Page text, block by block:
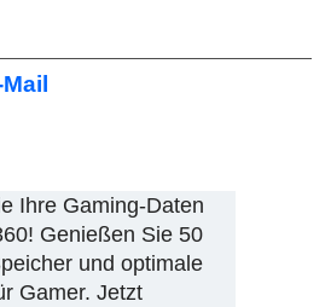
Ihre Gaming-Daten
Genießen Sie 50
und optimale
Gamer. Jetzt